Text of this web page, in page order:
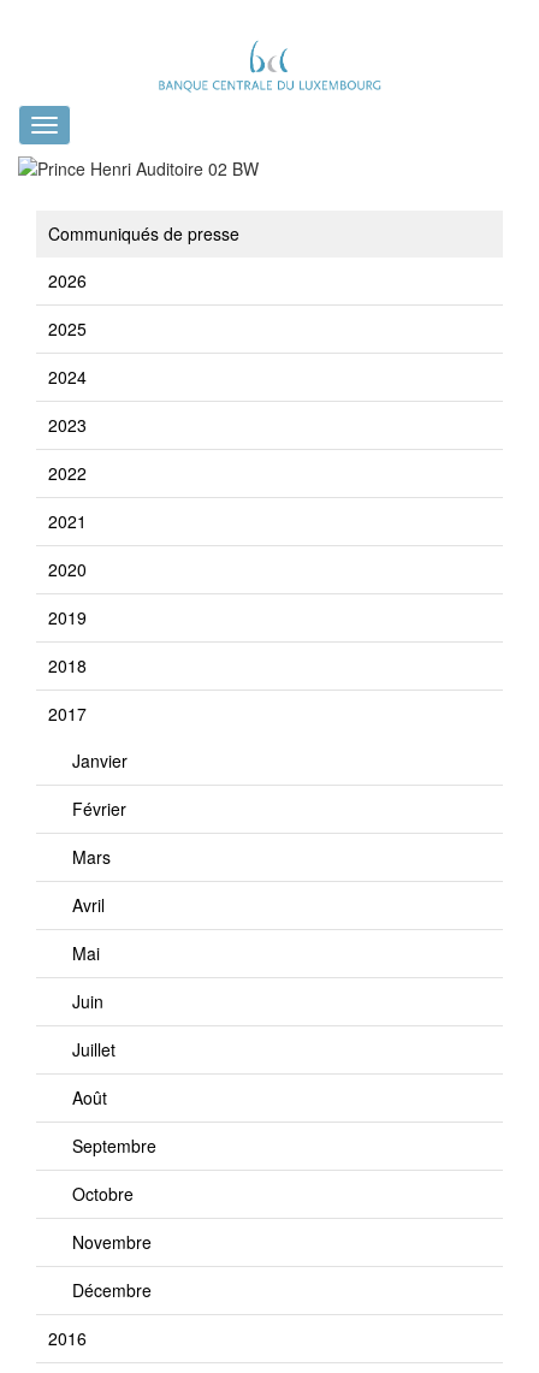
Toggle
navigation
Communiqués de presse
2026
2025
2024
2023
2022
2021
2020
2019
2018
2017
Janvier
Février
Mars
Avril
Mai
Juin
Juillet
Août
Septembre
Octobre
Novembre
Décembre
2016